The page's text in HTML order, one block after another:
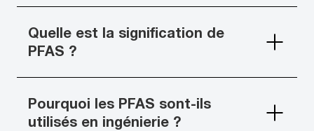
Quelle est la signification de
PFAS ?
Pourquoi les PFAS sont-ils
utilisés en ingénierie ?